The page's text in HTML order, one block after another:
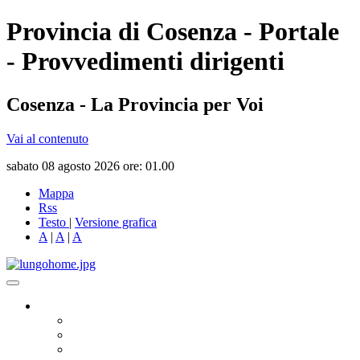
Provincia di Cosenza - Portale
- Provvedimenti dirigenti
Cosenza - La Provincia per Voi
Vai al contenuto
sabato 08 agosto 2026 ore: 01.00
Mappa
Rss
Testo | Versione grafica
A | A | A